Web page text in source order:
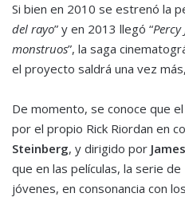
Si bien en 2010 se estrenó la
del rayo” y en 2013 llegó “Percy
monstruos”, la saga
el proyecto saldrá una vez
De momento, se conoce que
por el propio Rick Riordan en
Steinberg, y dirigido por
que en las películas, la serie
jóvenes, en consonancia con